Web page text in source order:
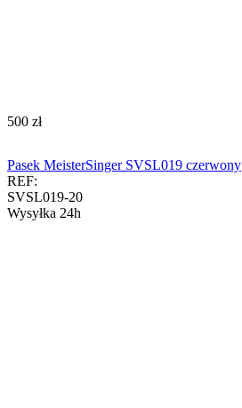
‍500‍ zł
Pasek MeisterSinger SVSL019 czerwony
REF:
SVSL019-20
Wysyłka 24h